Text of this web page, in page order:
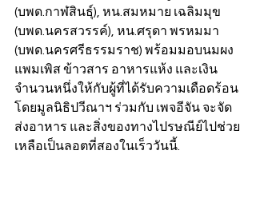
(บพด.กาฬสินธุ์), หน.สมหมาย เฉลิมมุข
(บพด.นครสวรรค์), หน.ศรุดา พรหมมา
(บพด.นครศรีธรรมราช) พร้อมมอบนมผง
แพมเพิส ข้าวสาร อาหารแห้ง และเงิน
จำนวนหนึ่งให้กับผู้ที่ได้รับความเดือดร้อน
โดยมูลนิธิปวีณาฯ ร่วมกับ เพจอีจัน จะจัด
ส่งอาหาร และสิ่งของทางไปรษณีย์ไปช่วย
เหลือเป็นลอตที่สองในเร็ววันนี้.